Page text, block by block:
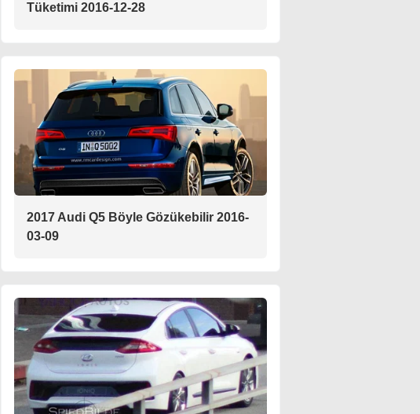
Tüketimi 2016-12-28
2017 Audi Q5 Böyle Gözükebilir 2016-
03-09